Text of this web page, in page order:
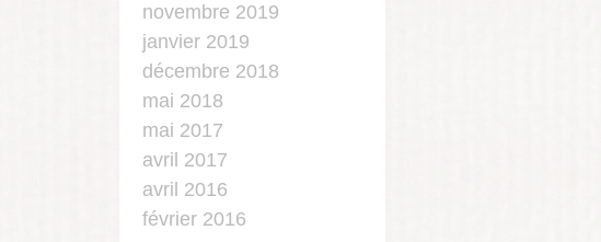
novembre 2019
janvier 2019
décembre 2018
mai 2018
mai 2017
avril 2017
avril 2016
février 2016